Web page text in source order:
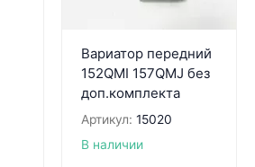
Вариатор передний
152QMI 157QMJ без
доп.комплекта
Артикул: 15020
В наличии